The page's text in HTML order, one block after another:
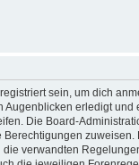
sein, um dich
Augenblicken erledigt und
Die Board-
zuweisen.
verwandten